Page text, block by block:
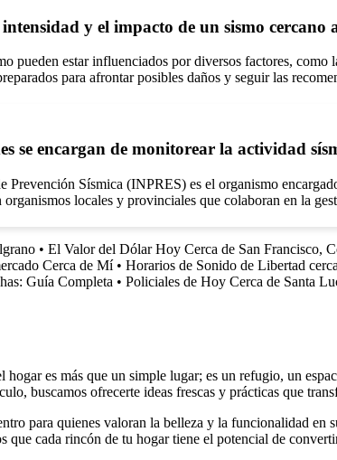
y el impacto de un sismo cercano
pueden estar influenciados por diversos factores,
para afrontar posibles daños y seguir las
se encargan de monitorear la actividad
Sísmica (INPRES) es el organismo
locales y provinciales que colaboran en la
• El Valor del Dólar Hoy Cerca de San Francisco,
Cerca de Mí• Horarios de Sonido de Libertad
Guía Completa • Policiales de Hoy Cerca de Santa
hogar es más que un simple lugar; es un refugio, un
buscamos ofrecerte ideas frescas y prácticas que
para quienes valoran la belleza y la funcionalidad
que cada rincón de tu hogar tiene el potencial de